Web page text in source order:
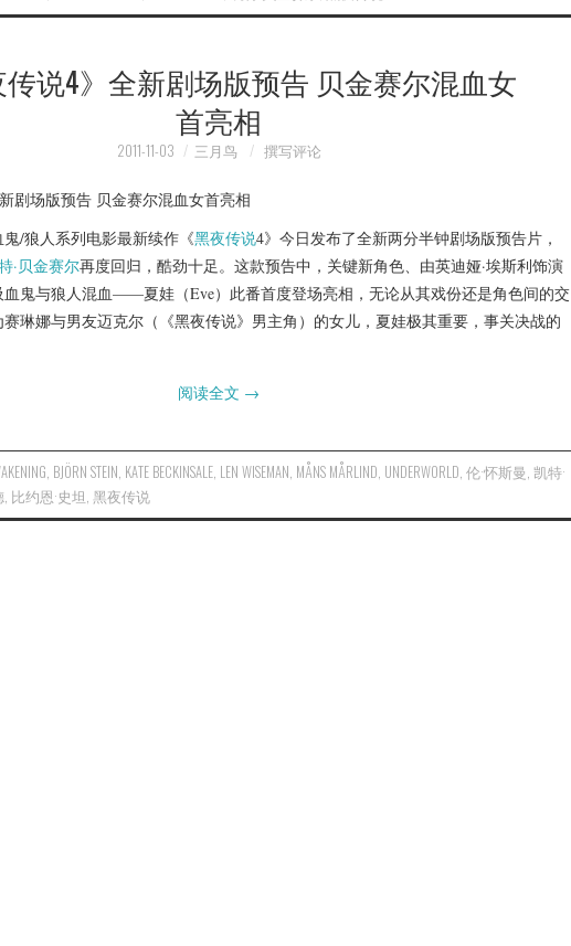
传说4》全新剧场版预告 贝金赛尔混血女
首亮相
2011-11-03 三月鸟 撰写评论
/狼人系列电影最新续作《黑夜传说4》今日发布了全新两分半钟剧场版预告片，
·贝金赛尔再度回归，酷劲十足。这款预告中，关键新角色、由英迪娅·埃斯利饰演
鬼与狼人混血——夏娃（Eve）此番首度登场亮相，无论从其戏份还是角色间的交
琳娜与男友迈克尔（《黑夜传说》男主角）的女儿，夏娃极其重要，事关决战的
阅读全文 →
, BJÖRN STEIN, KATE BECKINSALE, LEN WISEMAN, MÅNS MÅRLIND, UNDERWORLD,伦·怀斯曼,凯特·
, 比约恩·史坦, 黑夜传说